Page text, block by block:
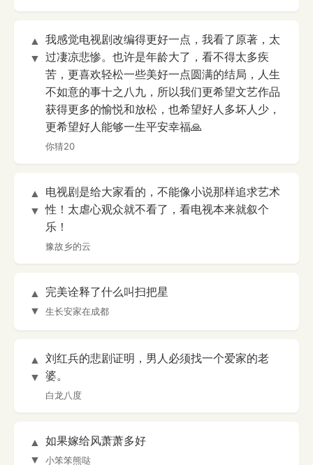
▲
▼
我感觉电视剧改编得更好一点，我看了原著，太
过凄凉悲惨。也许是年龄大了，看不得太多疾
苦，更喜欢轻松一些美好一点圆满的结局，人生
不如意的事十之八九，所以我们更希望文艺作品
获得更多的愉悦和放松，也希望好人多坏人少，
更希望好人能够一生平安幸福🙏
你猜20
▲
▼
电视剧是给大家看的，不能像小说那样追求艺术
性！太虐心观众就不看了，看电视本来就叙个
乐！
豫故乡的云
▲
▼
完美诠释了什么叫扫把星
生长安家在成都
▲
▼
刘红兵的悲剧证明，男人必须找一个爱家的老
婆。
白龙八度
▲
▼
如果嫁给风萧萧多好
小笨笨熊哒